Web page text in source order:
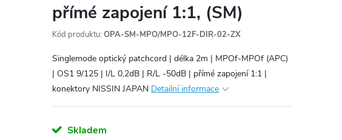
přímé zapojení 1:1, (SM)
Kód produktu: OPA-SM-MPO/MPO-12F-DIR-02-ZX
Singlemode optický patchcord | délka 2m | MPOf-MPOf (APC)
| OS1 9/125 | I/L 0,2dB | R/L -50dB | přímé zapojení 1:1 |
konektory NISSIN JAPAN Detailní informace
Skladem